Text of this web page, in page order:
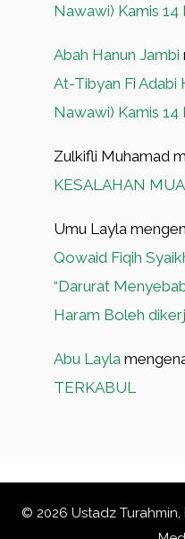
Nawawi) Kamis 14
Abah Hanun Jambi
At-Tibyan Fi Adabi
Nawawi) Kamis 14
Zulkifli Muhamad
KESALAHAN
Umu Layla
Qowaid Fiqih
“Darurat
Haram Boleh
Abu Layla
TERKABUL
© 2026 Ustadz Turahmin,